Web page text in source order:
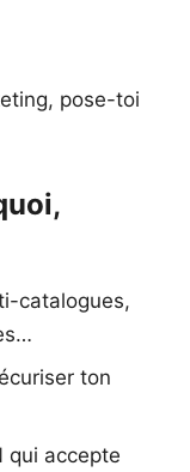
pose-toi
catalogues,
ton
qui accepte